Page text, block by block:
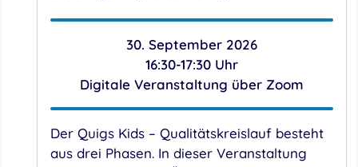
30. September 2026
16:30-17:30 Uhr
Digitale Veranstaltung über Zoom
Der Quigs Kids – Qualitätskreislauf besteht
aus drei Phasen. In dieser Veranstaltung